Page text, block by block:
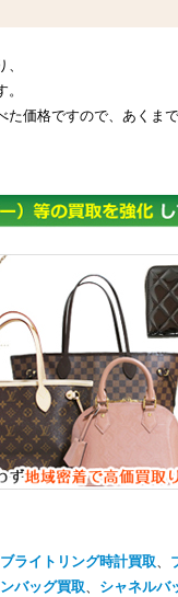
価格ですので、あくま
ブライトリング時計買取、
バッグ買取、 シャネルバ